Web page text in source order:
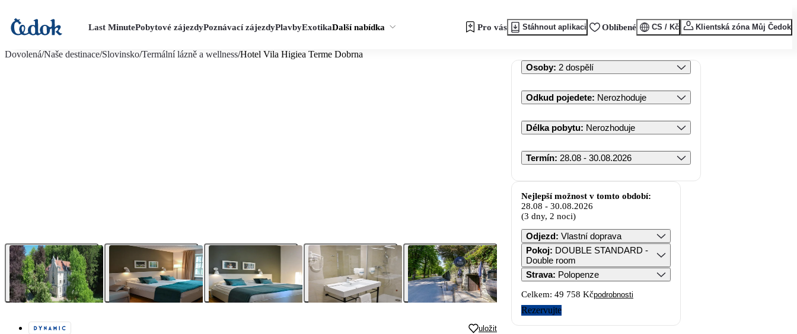
Last MinutePobytové zájezdyPoznávací zájezdyPlavbyExotikaDalší nabídka Pro vás Stáhnout aplikaci Oblíbené CS / Kč Klientská zóna Můj Čedok
Dovolená/Naše destinace/Slovinsko/Termální lázně a wellness/Hotel Vila Higiea Terme Dobrna
uložit
Osoby: 2 dospělí
Odkud pojedete: Nerozhoduje
Délka pobytu: Nerozhoduje
Termín: 28.08 - 30.08.2026
Nejlepší možnost v tomto období:
28.08 - 30.08.2026
(3 dny, 2 noci)
Odjezd: Vlastní doprava
Pokoj: DOUBLE STANDARD -
Double room
Strava: Polopenze
Celkem: 49 758 Kčpodrobnosti
Rezervujte